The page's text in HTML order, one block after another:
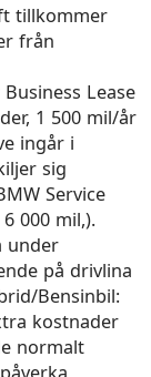
tillkommer
från
Lease
1 500 mil/år
ingår i
sig
Service
000 mil,).
under
på drivlina
Bensinbil:
kostnader
normalt